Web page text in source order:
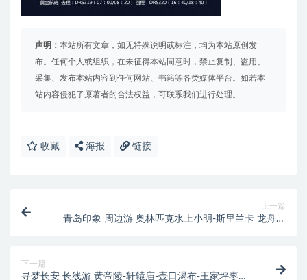
声明： 本站所有文章，如无特殊说明或标注，均为本站原创发
布。任何个人或组织，在未征得本站同意时，禁止复制、盗用、
采集、发布本站内容到任何网站、书籍等各类媒体平台。如若本
站内容侵犯了原著者的合法权益，可联系我们进行处理。
收藏 海报 链接
上一篇
青岛印象 周边游 奥林匹克水上小明-斯里兰卡 龙舟赛
下一篇
寻梦长安 长线游 黄帝陵-轩辕庙-壶口渴布-王家坪枣园-